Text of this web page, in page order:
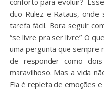
conforto para evoluir?
duo Rulez e Rataus,
tarefa fácil. Bora seguir
“se livre pra ser livre” O
uma pergunta que sempre
de responder como
maravilhoso. Mas a vida
Ela é repleta de emoções